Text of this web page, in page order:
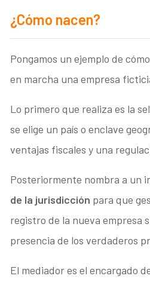
¿Cómo nacen?
Pongamos un ejemplo de
en marcha una empresa
Lo primero que realiza es la
se elige un país o enclave
ventajas fiscales y una
Posteriormente nombra a un
de la jurisdicción para que
registro de la nueva empresa
presencia de los verdaderos
El mediador es el encargado